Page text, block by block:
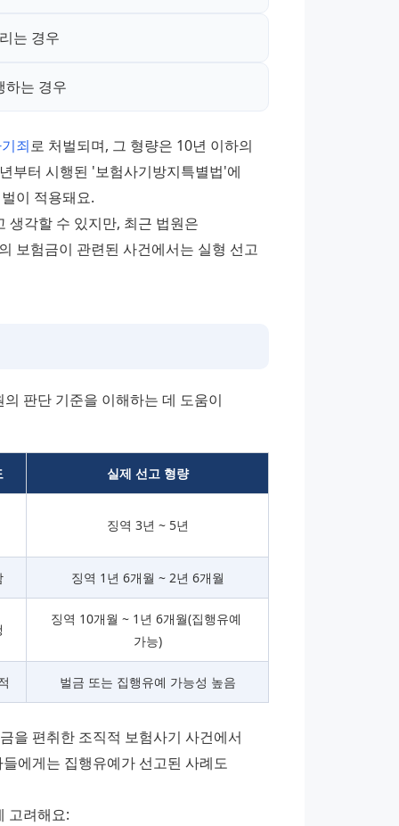
는 경우
하는 경우
죄로 처벌되며, 그 형량은 10년 이하의
부터 시행된 '보험사기방지특별법'에
이 적용돼요.
생각할 수 있지만, 최근 법원은
보험금이 관련된 사건에서는 실형 선고
판단 기준을 이해하는 데 도움이
실제 선고 형량
징역 3년 ~ 5년
징역 1년 6개월 ~ 2년 6개월
징역 10개월 ~ 1년 6개월(집행유예
가능)
벌금 또는 집행유예 가능성 높음
을 편취한 조직적 보험사기 사건에서
에게는 집행유예가 선고된 사례도
고려해요: